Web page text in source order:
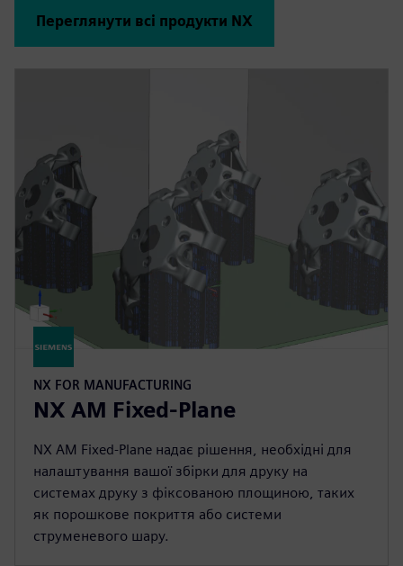
Переглянути всі продукти NX
NX FOR MANUFACTURING
NX AM Fixed-Plane
NX AM Fixed-Plane надає рішення, необхідні для
налаштування вашої збірки для друку на
системах друку з фіксованою площиною, таких
як порошкове покриття або системи
струменевого шару.